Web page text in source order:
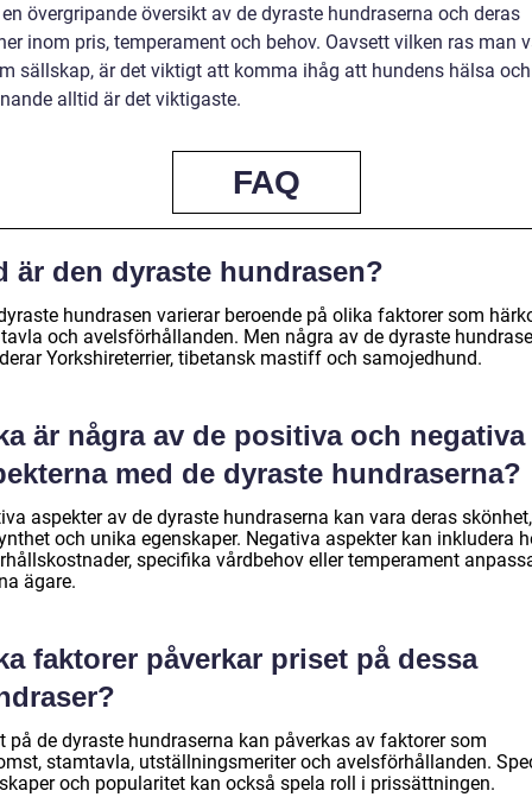
övergripande översikt av de dyraste hundraserna och deras
inom pris, temperament och behov. Oavsett vilken ras man
sällskap, är det viktigt att komma ihåg att hundens hälsa och
alltid är det viktigaste.
FAQ
är den dyraste hundrasen?
hundrasen varierar beroende på olika faktorer som
och avelsförhållanden. Men några av de dyraste
Yorkshireterrier, tibetansk mastiff och samojedhund.
är några av de positiva och negativa
med de dyraste hundraserna?
aspekter av de dyraste hundraserna kan vara deras skönhet,
och unika egenskaper. Negativa aspekter kan inkludera
specifika vårdbehov eller temperament
ägare.
faktorer påverkar priset på dessa
på de dyraste hundraserna kan påverkas av faktorer som
stamtavla, utställningsmeriter och avelsförhållanden.
och popularitet kan också spela roll i prissättningen.